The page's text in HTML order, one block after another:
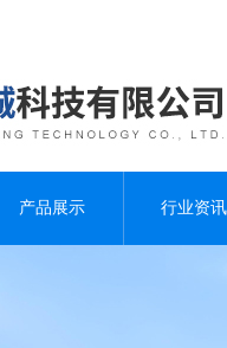
产品展示 行业资讯